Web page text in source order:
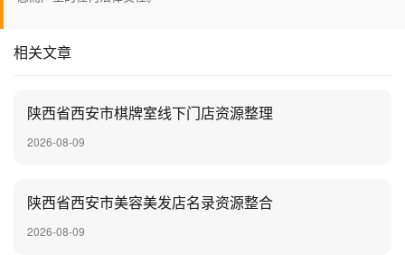
相关文章
陕西省西安市棋牌室线下门店资源整理
2026-08-09
陕西省西安市美容美发店名录资源整合
2026-08-09